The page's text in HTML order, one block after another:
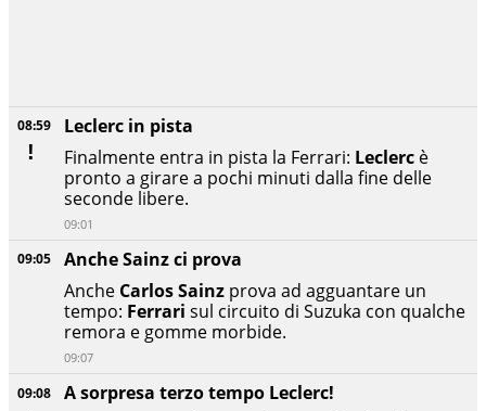
09:08
A sorpresa terzo tempo Leclerc!
09:05
Anche Sainz ci prova
Anche Carlos Sainz prova ad agguantare un
tempo: Ferrari sul circuito di Suzuka con qualche
remora e gomme morbide.
09:07
08:59
Leclerc in pista
Finalmente entra in pista la Ferrari: Leclerc è
pronto a girare a pochi minuti dalla fine delle
seconde libere.
09:01